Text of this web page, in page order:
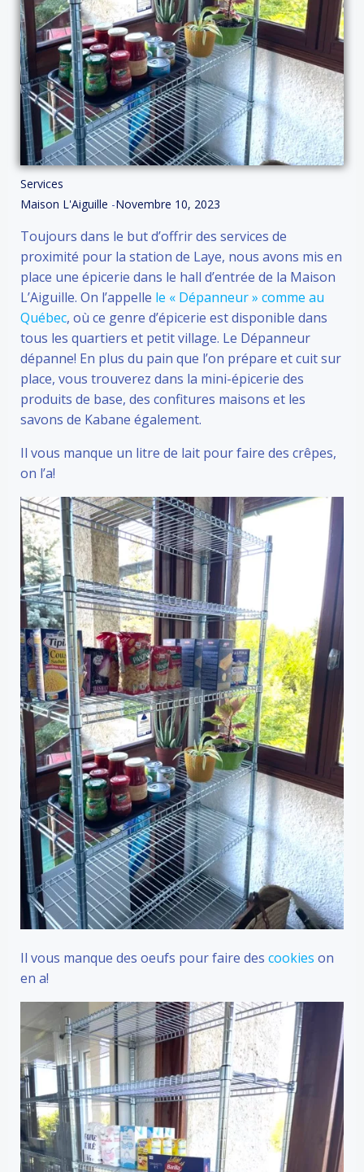
Services
Maison L'Aiguille -Novembre 10, 2023
Toujours dans le but d’offrir des services de
proximité pour la station de Laye, nous avons mis en
place une épicerie dans le hall d’entrée de la Maison
L’Aiguille. On l’appelle le « Dépanneur » comme au
Québec, où ce genre d’épicerie est disponible dans
tous les quartiers et petit village. Le Dépanneur
dépanne! En plus du pain que l’on prépare et cuit sur
place, vous trouverez dans la mini-épicerie des
produits de base, des confitures maisons et les
savons de Kabane également.
Il vous manque un litre de lait pour faire des crêpes,
on l’a!
Il vous manque des oeufs pour faire des cookies on
en a!